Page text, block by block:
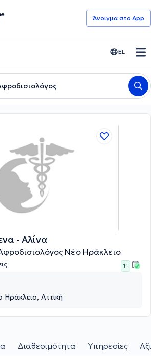
Άνοιγμα στο App
EL
- Αλίνα
Νέο Ηράκλειο
1 '
Ηράκλειο, Αττική
Διαθεσιμότητα Υπηρεσίες